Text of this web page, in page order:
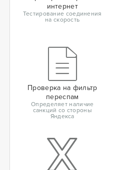
интернет
Тестирование соединения
на скорость
Проверка на фильтр
переспам
Определяет наличие
санкций со стороны
Яндекса